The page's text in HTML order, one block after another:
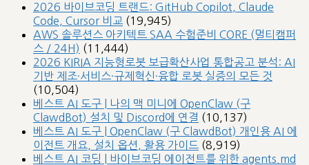
2026 바이브코딩 트랜드: GitHub Copilot, Claude
Code, Cursor 비교 (19,945)
AWS 솔루션스 아키텍트 SAA 수험준비 CORE (멀티캠퍼
스 / 24H) (11,444)
2026 KIRIA 지능형로봇 보급확산사업 통합공고 분석: AI
기반 제조·서비스·규제혁신·융합 로봇 실증의 모든 것
(10,504)
베스트 AI 도구 | 나의 맥 미니에 OpenClaw (구
ClawdBot) 설치 및 Discord에 연결 (10,137)
베스트 AI 도구 | OpenClaw (구 ClawdBot) 개인용 AI 에
이전트 개요, 설치 옵션, 활용 가이드 (8,919)
베스트 AI 코딩 | 바이브코딩 에이전트를 위한 agents.md